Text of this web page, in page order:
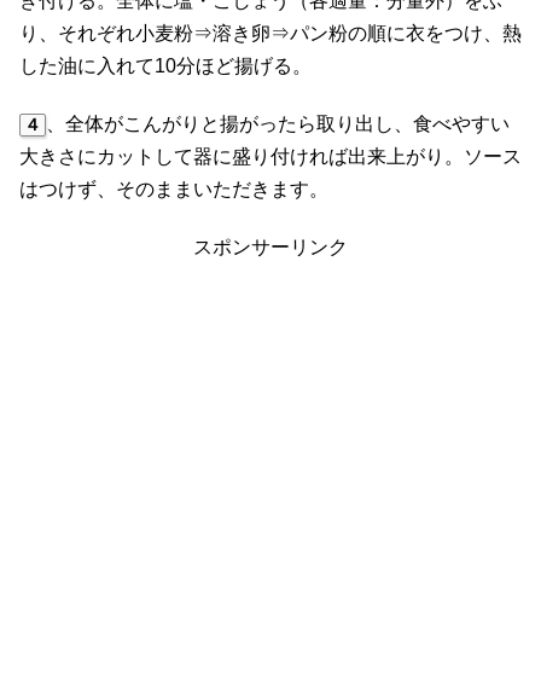
り、それぞれ小麦粉⇒溶き卵⇒パン粉の順に衣をつけ、熱
した油に入れて10分ほど揚げる。
４ 、全体がこんがりと揚がったら取り出し、食べやすい
大きさにカットして器に盛り付ければ出来上がり。ソース
はつけず、そのままいただきます。
スポンサーリンク